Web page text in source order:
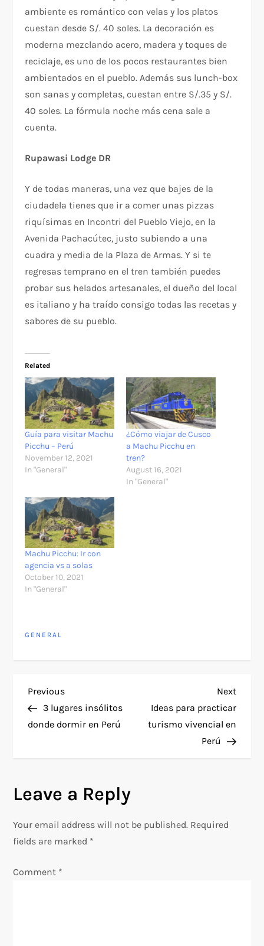
ambiente es romántico con velas y los platos
cuestan desde S/. 40 soles. La decoración es
moderna mezclando acero, madera y toques de
reciclaje, es uno de los pocos restaurantes bien
ambientados en el pueblo. Además sus lunch-box
son sanas y completas, cuestan entre S/.35 y S/.
40 soles. La fórmula noche más cena sale a
cuenta.
Rupawasi Lodge DR
Y de todas maneras, una vez que bajes de la
ciudadela tienes que ir a comer unas pizzas
riquísimas en Incontri del Pueblo Viejo, en la
Avenida Pachacútec, justo subiendo a una
cuadra y media de la Plaza de Armas. Y si te
regresas temprano en el tren también puedes
probar sus helados artesanales, el dueño del local
es italiano y ha traído consigo todas las recetas y
sabores de su pueblo.
Related
Guía para visitar Machu
Picchu – Perú
November 12, 2021
In "General"
¿Cómo viajar de Cusco
a Machu Picchu en
tren?
August 16, 2021
In "General"
Machu Picchu: Ir con
agencia vs a solas
October 10, 2021
In "General"
GENERAL
P
o
n
a
Previous
Post
Previous
3 lugares insólitos
donde dormir en Perú
Next
Post
Next
Ideas para practicar
turismo vivencial en
Perú
Leave a Reply
Your email address will not be published. Required
fields are marked *
Comment *